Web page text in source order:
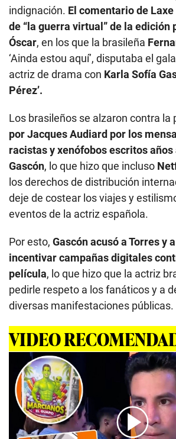
indignación. El comentario de
de “la guerra virtual” de la edición
Óscar, en los que la brasileña
‘Ainda estou aquí’, disputaba el
actriz de drama con Karla Sofía
Pérez’.
Los brasileños se alzaron contra la
por Jacques Audiard por los
racistas y xenófobos escritos años
Gascón, lo que hizo que incluso
los derechos de distribución
deje de costear los viajes y
eventos de la actriz española.
Por esto, Gascón acusó a Torres y
incentivar campañas digitales
película, lo que hizo que la actriz
pedirle respeto a los fanáticos y a
diversas manifestaciones públicas.
VIDEO